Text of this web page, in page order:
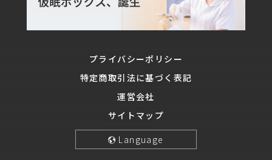
プライバシーポリシー
特定商取引法に基づく表記
運営会社
サイトマップ
Language